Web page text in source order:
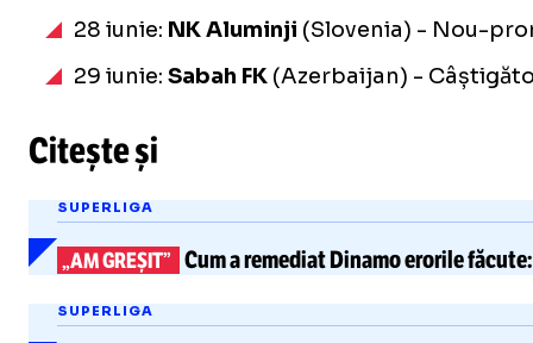
28 iunie: NK Aluminji (Slovenia) - Nou-
29 iunie: Sabah FK(Azerbaijan) -
Citește și
SUPERLIGA
„AM GREȘIT” Cum a remediat Dinamoerorile
SUPERLIGA